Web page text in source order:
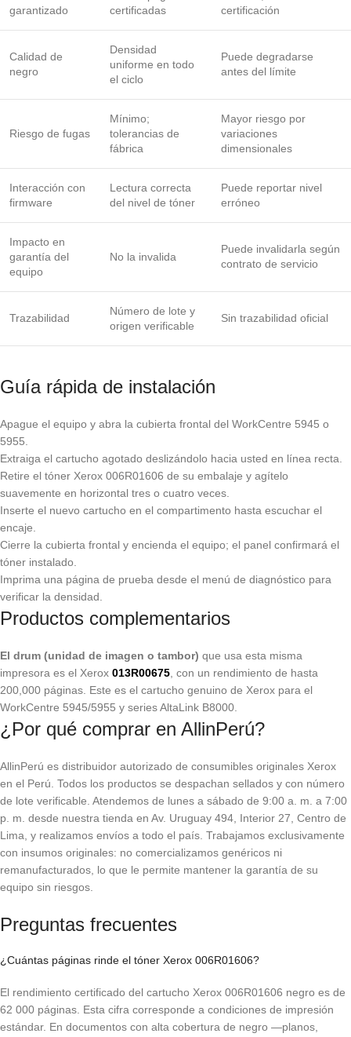
garantizado
certificadas
certificación
Calidad de
negro
Densidad
uniforme en todo
el ciclo
Puede degradarse
antes del límite
Riesgo de fugas
Mínimo;
tolerancias de
fábrica
Mayor riesgo por
variaciones
dimensionales
Interacción con
firmware
Lectura correcta
del nivel de tóner
Puede reportar nivel
erróneo
Impacto en
garantía del
equipo
No la invalida
Puede invalidarla según
contrato de servicio
Trazabilidad
Número de lote y
origen verificable
Sin trazabilidad oficial
Guía rápida de instalación
Apague el equipo y abra la cubierta frontal del WorkCentre 5945 o
5955.
Extraiga el cartucho agotado deslizándolo hacia usted en línea recta.
Retire el tóner Xerox 006R01606 de su embalaje y agítelo
suavemente en horizontal tres o cuatro veces.
Inserte el nuevo cartucho en el compartimento hasta escuchar el
encaje.
Cierre la cubierta frontal y encienda el equipo; el panel confirmará el
tóner instalado.
Imprima una página de prueba desde el menú de diagnóstico para
verificar la densidad.
Productos complementarios
El drum (unidad de imagen o tambor) que usa esta misma
impresora es el Xerox 013R00675 , con un rendimiento de hasta
200,000 páginas. Este es el cartucho genuino de Xerox para el
WorkCentre 5945/5955 y series AltaLink B8000.
¿Por qué comprar en AllinPerú?
AllinPerú es distribuidor autorizado de consumibles originales Xerox
en el Perú. Todos los productos se despachan sellados y con número
de lote verificable. Atendemos de lunes a sábado de 9:00 a. m. a 7:00
p. m. desde nuestra tienda en Av. Uruguay 494, Interior 27, Centro de
Lima, y realizamos envíos a todo el país. Trabajamos exclusivamente
con insumos originales: no comercializamos genéricos ni
remanufacturados, lo que le permite mantener la garantía de su
equipo sin riesgos.
Preguntas frecuentes
¿Cuántas páginas rinde el tóner Xerox 006R01606?
El rendimiento certificado del cartucho Xerox 006R01606 negro es de
62 000 páginas. Esta cifra corresponde a condiciones de impresión
estándar. En documentos con alta cobertura de negro —planos,